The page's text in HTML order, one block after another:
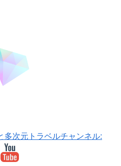
多次元トラベルチャンネル: